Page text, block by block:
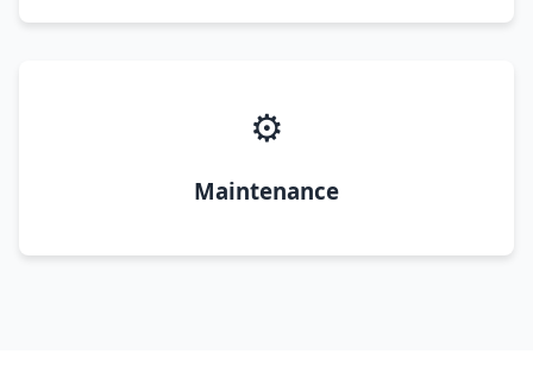
⚙️
Maintenance